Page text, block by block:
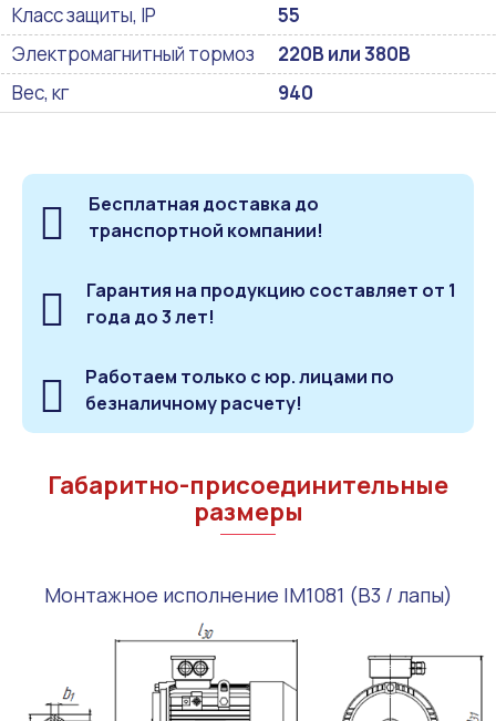
Класс защиты, IP
55
Электромагнитный тормоз
220В или 380В
Вес, кг
940
Бесплатная доставка до
транспортной компании!
Гарантия на продукцию составляет от 1
года до 3 лет!
Работаем только с юр. лицами по
безналичному расчету!
Габаритно-присоединительные
размеры
Монтажное исполнение IM1081 (B3 / лапы)